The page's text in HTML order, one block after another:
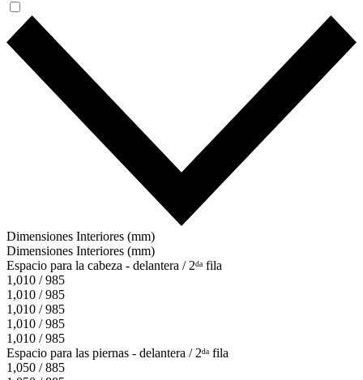
Dimensiones Interiores (mm)
Dimensiones Interiores (mm)
Espacio para la cabeza - delantera / 2ᵈᵃ fila
1,010 / 985
1,010 / 985
1,010 / 985
1,010 / 985
1,010 / 985
Espacio para las piernas - delantera / 2ᵈᵃ fila
1,050 / 885